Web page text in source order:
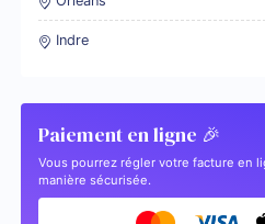
Indre
Paiement en ligne 🎉
Vous pourrez régler votre facture en
manière sécurisée.